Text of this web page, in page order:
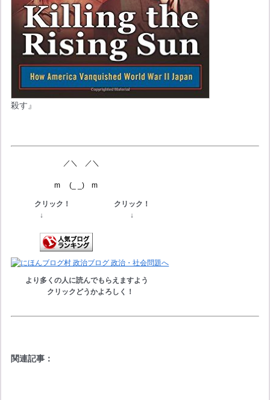
殺す』
／＼ ／＼
m (_ _) m
クリック！ クリック！
↓　　　　　　　　　　　　↓
より多くの人に読んでもらえますよう
クリックどうかよろしく！
関連記事：